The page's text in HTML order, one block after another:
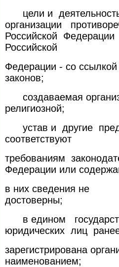
цели и
организации
Российской
Российской
Федерации - со ссылкой
законов;
создаваемая
религиозной;
устав и другие
соответствуют
требованиям
Федерации или
в них сведения не
в едином
юридических лиц
зарегистрирована